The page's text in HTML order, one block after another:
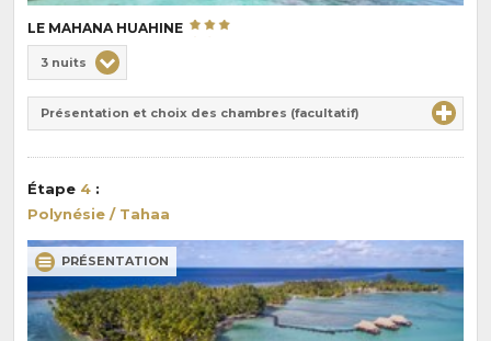
LE MAHANA HUAHINE
de
pension
:
Durée
3 nuits
Présentation et choix des chambres (facultatif)
Étape 4 :
Polynésie / Tahaa
PRÉSENTATION